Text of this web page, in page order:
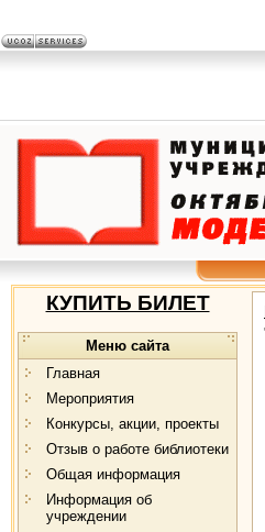
КУПИТЬ БИЛЕТ
Меню сайта
Главная
Мероприятия
Конкурсы, акции, проекты
Отзыв о работе библиотеки
Общая информация
Информация об
учреждении